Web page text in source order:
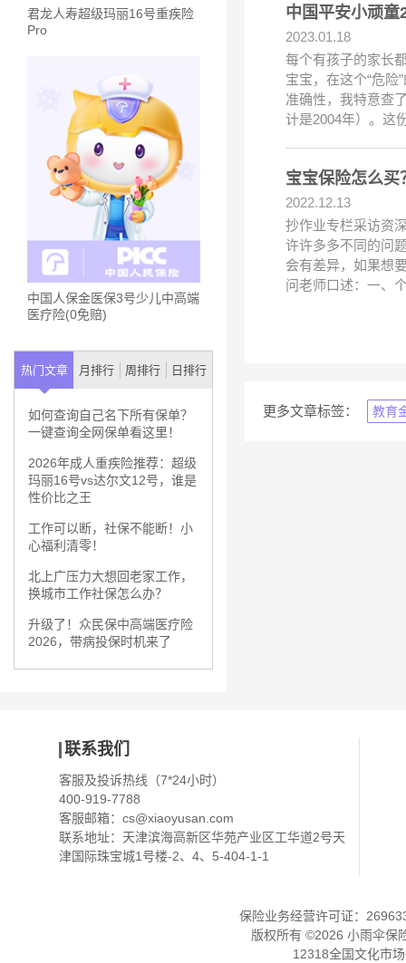
君龙人寿超级玛丽16号重疾险
Pro
中国人保金医保3号少儿中高端
医疗险(0免赔)
热门文章 月排行 周排行 日排行
如何查询自己名下所有保单？
一键查询全网保单看这里！
2026年成人重疾险推荐：超级
玛丽16号vs达尔文12号，谁是
性价比之王
工作可以断，社保不能断！小
心福利清零！
北上广压力大想回老家工作，
换城市工作社保怎么办？
升级了！众民保中高端医疗险
2026，带病投保时机来了
中国平安小顽童
2023.01.18
每个有孩子的家长
宝宝，在这个“危
准确性，我特意查
计是2004年）。这
宝宝保险怎么买
2022.12.13
抄作业专栏采访资
许许多多不同的问
会有差异，如果想
问老师口述：一、
更多文章标签： 教育
联系我们
客服及投诉热线（7*24小时）
400-919-7788
客服邮箱： cs@xiaoyusan.com
联系地址：天津滨海高新区华苑产业区工华道2号天
津国际珠宝城1号楼-2、4、5-404-1-1
保险业务经营许可证：
版权所有 ©2026 小雨伞保
12318全国文化市